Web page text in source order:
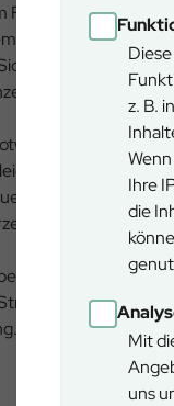
z. B.
Ihre
die
Mit
uns
Forstrevier
Es
Wanderpfade.
da die
Ziel ist es,
Gleichzeitig soll
Kiefern.
zwischen